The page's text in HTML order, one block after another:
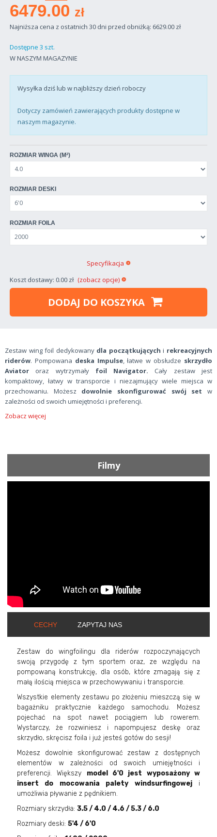
6479.00 zł
Najniższa cena z ostatnich 30 dni przed obniżką: 6629.00 zł
Dostępne 3 szt.
W NASZYM MAGAZYNIE
Wysyłka dziś lub w najbliższy dzień roboczy
Dotyczy zamówień zawierających produkty dostępne w
naszym magazynie.
ROZMIAR WINGA (M²)
ROZMIAR DESKI
ROZMIAR FOILA
Koszt dostawy: 0.00 zł (zobacz opcje)
Specyfikacja
DODAJ DO KOSZYKA
Zestaw wing foil dedykowanydla początkujących i rekreacyjnych
riderów. Pompowana deska Impulse, łatwe w obsłudze skrzydło
Aviator oraz wytrzymały foil Navigator. Cały zestaw jest
kompaktowy, łatwy w transporcie i niezajmujący wiele miejsca w
przechowaniu. Możesz dowolnie skonfigurować swój setw
zależności od swoich umiejętności i preferencji.
Zobacz więcej
Filmy
CECHY ZAPYTAJ NAS
Zestaw do wingfoilingu dla riderów rozpoczynających
swoją przygodę z tym sportem oraz, ze względu na
pompowaną konstrukcję, dla osób, które zmagają się z
małą ilością miejsca w przechowywaniu i transporcie.
Wszystkie elementy zestawu po złożeniu mieszczą się w
bagażniku praktycznie każdego samochodu. Możesz
pojechać na spot nawet pociągiem lub rowerem.
Wystarczy, że rozwiniesz i napompujesz deskę oraz
skrzydło, skręcisz foila i już jesteś gotów do sesji!
Możesz dowolnie skonfigurować zestaw z dostępnych
elementów w zależności od swoich umiejętności i
preferencji. Większy model 6'0 jest wyposażony w
insert do mocowania palety windsurfingoweji
umożliwia pływanie z pędnikiem.
Rozmiary skrzydła: 3.5 / 4.0 / 4.6 / 5.3 / 6.0
Rozmiary deski: 5'4 / 6'0